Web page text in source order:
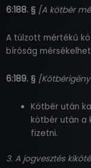
6:188. § [A kötbér
A túlzott mértékű
bíróság
6:189. §
Kötbér után
kötbér után a
fizetni.
3. A jogvesztés